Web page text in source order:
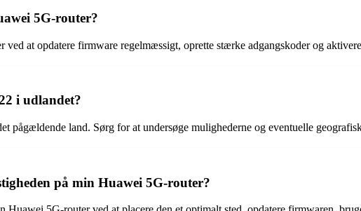
5G-router?
at opdatere firmware regelmæssigt, oprette stærke adgangskoder og
i udlandet?
pågældende land. Sørg for at undersøge mulighederne og eventuelle
på min Huawei 5G-router?